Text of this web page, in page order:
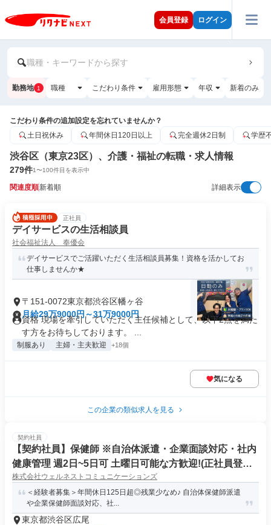
会員登録 ログイン
職種・キーワードから探す
勤務地 1 職種 こだわり条件 雇用形態 年収 新着のみ
こだわり条件の追加設定を忘れていませんか？
土日祝休み
年間休日120日以上 完全週休2日制 学歴
渋谷区（東京23区）、介護・福祉の転職・求人情報
279件1〜100件目を表示中
関連度順新着順 詳細表示
正社員
デイサービスの生活相談員
社会福祉法人 奉優会
デイサービスでご活躍いただく生活相談員募集！資格を活かしてお
仕事しませんか★
〒151-0072東京都渋谷区幡ヶ谷
月給29万9000円～31万9000円
資格 現場を牽引していただく主任候補として、以下2点を満た
す方をお待ちしております。 ...
制服あり 主婦・主夫歓迎 +18個
気になる
この企業の類似求人を見る
契約社員
【契約社員】保健師 ※自治体派遣・企業面談対応・社内
健康管理 週2日~5日可 土曜日可能な方歓迎!(正社員登用
あり) /時給1,700円~/+外勤手当あり!! (外勤時時給実質2,0
00円)
株式会社ウェルネストコミュニケーションズ
＜経験者募集＞年間休日125日超◎残業少なめ♪ 自治体保健師派遣
や企業保健師面談対応、社...
東京都渋谷区広尾